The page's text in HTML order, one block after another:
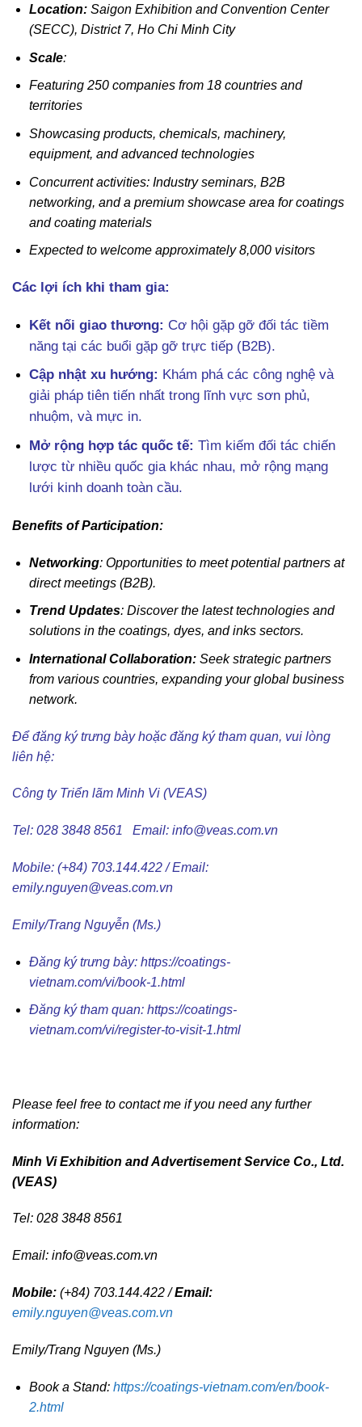
Location:Saigon Exhibition and Convention Center
(SECC), District 7, Ho Chi Minh City
Scale:
Featuring 250 companies from 18 countries and
territories
Showcasing products, chemicals, machinery,
equipment, and advanced technologies
Concurrent activities: Industry seminars, B2B
networking, and a premium showcase area for coatings
and coating materials
Expected to welcome approximately 8,000 visitors
Các lợi ích khi tham gia:
Kết nối giao thương: Cơ hội gặp gỡ đối tác tiềm
năng tại các buổi gặp gỡ trực tiếp (B2B).
Cập nhật xu hướng: Khám phá các công nghệ và
giải pháp tiên tiến nhất trong lĩnh vực sơn phủ,
nhuộm, và mực in.
Mở rộng hợp tác quốc tế: Tìm kiếm đối tác chiến
lược từ nhiều quốc gia khác nhau, mở rộng mạng
lưới kinh doanh toàn cầu.
Benefits of Participation:
Networking: Opportunities to meet potential partners at
direct meetings (B2B).
Trend Updates: Discover the latest technologies and
solutions in the coatings, dyes, and inks sectors.
International Collaboration:Seek strategic partners
from various countries, expanding your global business
network.
Để đăng ký trưng bày hoặc đăng ký tham quan, vui lòng
liên hệ:
Công ty Triển lãm Minh Vi (VEAS)
Tel: 028 3848 8561 Email: info@veas.com.vn
Mobile: (+84) 703.144.422 / Email:
emily.nguyen@veas.com.vn
Emily/Trang Nguyễn (Ms.)
Đăng ký trưng bày: https://coatings-
vietnam.com/vi/book-1.html
Đăng ký tham quan: https://coatings-
vietnam.com/vi/register-to-visit-1.html
Please feel free to contact me if you need any further
information:
Minh Vi Exhibition and Advertisement Service Co., Ltd.
(VEAS)
Tel: 028 3848 8561
Email: info@veas.com.vn
Mobile: (+84) 703.144.422 /Email:
emily.nguyen@veas.com.vn
Emily/Trang Nguyen (Ms.)
Book a Stand: https://coatings-vietnam.com/en/book-
2.html